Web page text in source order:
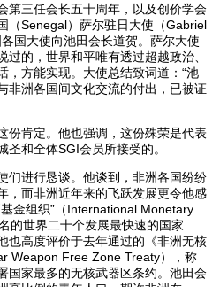
第三任会长五十周年，以及创价学会
（Senegal）萨尔驻日大使（Gabriel
国大使向池田会长道贺。萨尔大使
的，世界和平唯有透过超越政治、
，方能实现。大使总结致词道：“池
非洲各国间文化交流的付出，已被证
份肯定。他也强调，这份殊荣是代表
和全体SGI会员所接受的。
们进行恳谈。他谈到，非洲各国纷纷
，而非洲近年来的飞跃发展更令他感
金组织”（International Monetary
的世界二十个发展最快速的国家
也高度评价于去年通过的《非洲无核
Weapon Free Zone Treaty），称
国家最多的无核武器区条约。池田会